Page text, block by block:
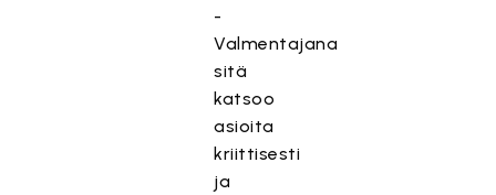
-
Valmentajana
sitä
katsoo
asioita
kriittisesti
ja